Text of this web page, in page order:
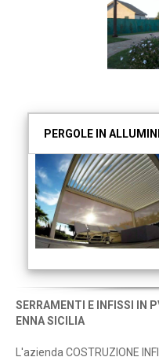
PERGOLE IN
SERRAMENTI E INFISSI IN
ENNA SICILIA
L'azienda COSTRUZIONE